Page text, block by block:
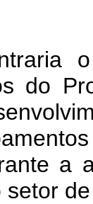
do
a